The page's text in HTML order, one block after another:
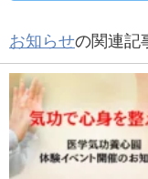
お知らせの関連記